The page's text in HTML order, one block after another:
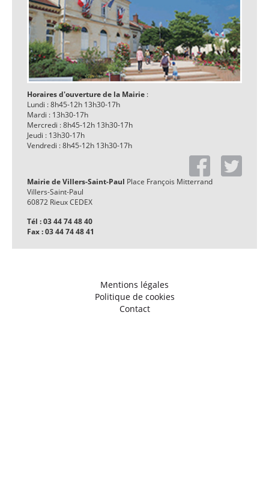
Horaires d'ouverture de la Mairie :
Lundi : 8h45-12h 13h30-17h
Mardi : 13h30-17h
Mercredi : 8h45-12h 13h30-17h
Jeudi : 13h30-17h
Vendredi : 8h45-12h 13h30-17h
Mairie de Villers-Saint-Paul Place François Mitterrand
Villers-Saint-Paul
60872 Rieux CEDEX
Tél : 03 44 74 48 40
Fax : 03 44 74 48 41
Mentions légales
Politique de cookies
Contact